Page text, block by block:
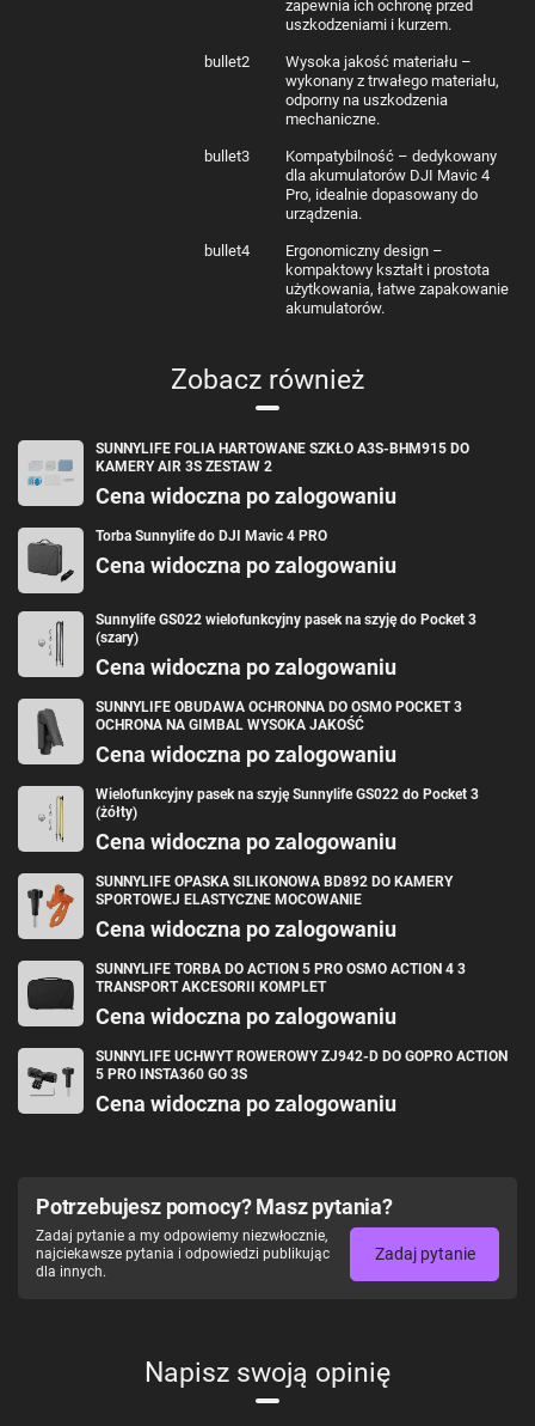
zapewnia ich ochronę przed
uszkodzeniami i kurzem.
bullet2
Wysoka jakość materiału –
wykonany z trwałego materiału,
odporny na uszkodzenia
mechaniczne.
bullet3
Kompatybilność – dedykowany
dla akumulatorów DJI Mavic 4
Pro, idealnie dopasowany do
urządzenia.
bullet4
Ergonomiczny design –
kompaktowy kształt i prostota
użytkowania, łatwe zapakowanie
akumulatorów.
Zobacz również
SUNNYLIFE FOLIA HARTOWANE SZKŁO A3S-BHM915 DO
KAMERY AIR 3S ZESTAW 2
Cena widoczna po zalogowaniu
Torba Sunnylife do DJI Mavic 4 PRO
Cena widoczna po zalogowaniu
Sunnylife GS022 wielofunkcyjny pasek na szyję do Pocket 3
(szary)
Cena widoczna po zalogowaniu
SUNNYLIFE OBUDAWA OCHRONNA DO OSMO POCKET 3
OCHRONA NA GIMBAL WYSOKA JAKOŚĆ
Cena widoczna po zalogowaniu
Wielofunkcyjny pasek na szyję Sunnylife GS022 do Pocket 3
(żółty)
Cena widoczna po zalogowaniu
SUNNYLIFE OPASKA SILIKONOWA BD892 DO KAMERY
SPORTOWEJ ELASTYCZNE MOCOWANIE
Cena widoczna po zalogowaniu
SUNNYLIFE TORBA DO ACTION 5 PRO OSMO ACTION 4 3
TRANSPORT AKCESORII KOMPLET
Cena widoczna po zalogowaniu
SUNNYLIFE UCHWYT ROWEROWY ZJ942-D DO GOPRO ACTION
5 PRO INSTA360 GO 3S
Cena widoczna po zalogowaniu
Potrzebujesz pomocy? Masz pytania?
Zadaj pytanie a my odpowiemy niezwłocznie,
najciekawsze pytania i odpowiedzi publikując
dla innych.
Zadaj pytanie
Napisz swoją opinię